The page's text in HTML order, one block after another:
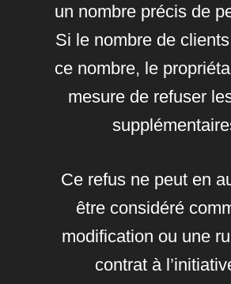
un nombre précis de
Si le nombre de
ce nombre, le
mesure de refuser
Ce refus ne peut en
être considéré
modification ou une
contrat à